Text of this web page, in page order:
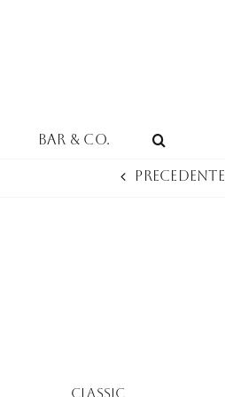
Bar & Co.
Precedente
Classic